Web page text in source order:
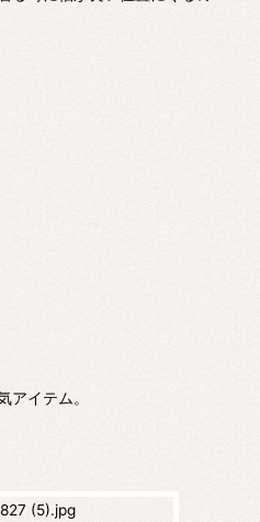
アイテム。